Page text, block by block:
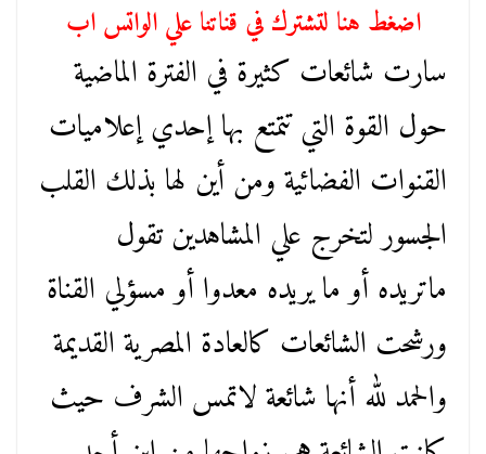
اضغط هنا لتشترك في قناتنا علي الواتس اب
سارت شائعات كثيرة في الفترة الماضية
حول القوة التي تتمتع بها إحدي إعلاميات
القنوات الفضائية ومن أين لها بذلك القلب
الجسور لتخرج علي المشاهدين تقول
ماتريده أو ما يريده معدوا أو مسؤلي القناة
ورشحت الشائعات كالعادة المصرية القديمة
والحمد لله أنها شائعة لاتمس الشرف حيث